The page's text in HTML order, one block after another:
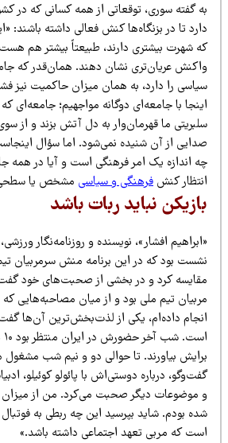
گفته سوری، توقعاتی از همه کسانی که در کشور
تا در بزنگاه‌ها کنش فعالی داشته باشند: «این
شهرت بیشتری دارند، طبیعتاً بیشتر هم هست و از
عریان‌تری نشان دهند. همان‌قدر که جامعه
را دارد، به همان میزان حاکمیت نیز فشار
با جامعه‌ای دوگانه مواجهیم؛ جامعه‌ای که از
ما قهرمان‌وار به دل آتش بزند و از سوی
از آن شنیده نمی‌شود. اما سؤال اینجاست که
اندازه یک امر فرهنگی است و آیا در همه جای
کنشفرهنگی و سیاسیمشخص یا سطحی از
نباید ربات باشد
افشار»، نویسنده و روزنامه‌نگار ورزشی،
بود که در این برنامه منش سرمربیان تیم ملی
کرد و در بخشی از صحبت‌های خود گفت:
تیم ملی بود و از میان مصاحبه‌هایی که با
داده‌ام، یکی از لذت‌بخش‌ترین آن‌ها گفت‌وگو با
است. شب آخر
بیاورند. تا حوالی دو و نیم شب مشغول
درباره دوستی‌اش با پائولو کوئیلو، ادبیات
موضوعات دیگر صحبت می‌کرد. من از میزان
بودم. شاید بپرسید این چه ربطی به فوتبال
که مربی تعهد اجتماعی داشته باشد.»